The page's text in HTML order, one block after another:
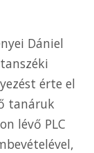
Dániel
érte el
tanáruk
lévő PLC